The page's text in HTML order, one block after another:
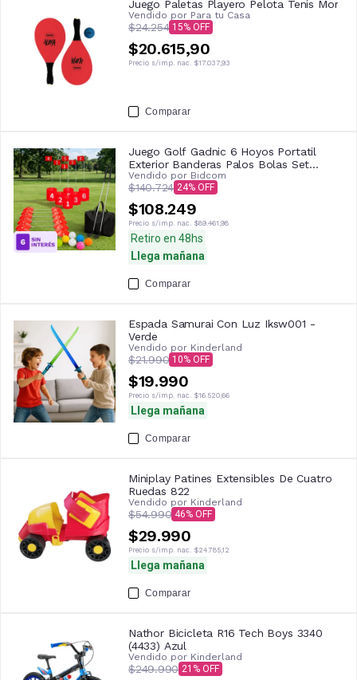
Juego Paletas Playero Pelota Tenis Mor
Vendido por Para tu Casa
$24.254 15
$20.615,90
Precio s/imp. nac. $17.037,93
Comparar
Juego Golf Gadnic 6 Hoyos Portatil
Exterior Banderas Palos Bolas Set
Completo
Vendido por Bidcom
$140.724 24
$108.249
Precio s/imp. nac. $89.461,98
Retiro en 48hs
Llega mañana
Comparar
Espada Samurai Con Luz Iksw001 -
Verde
Vendido por Kinderland
$21.990 10
$19.990
Precio s/imp. nac. $16.520,66
Llega mañana
Comparar
Miniplay Patines Extensibles De Cuatro
Ruedas 822
Vendido por Kinderland
$54.990 46
$29.990
Precio s/imp. nac. $24.785,12
Llega mañana
Comparar
Nathor Bicicleta R16 Tech Boys 3340
(4433) Azul
Vendido por Kinderland
$249.990 21